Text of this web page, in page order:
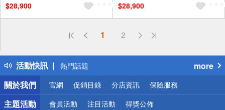
$28,900
$28,900
1 2
活動快訊
偏遠地區配送
得獎公告
熱門話題
銀行優惠
偏遠地區配送
詐騙網頁！請小心！
more
關於我們
官網 促銷目錄 分店資訊 保險服務
主題活動 會員活動 注目活動 得獎公佈